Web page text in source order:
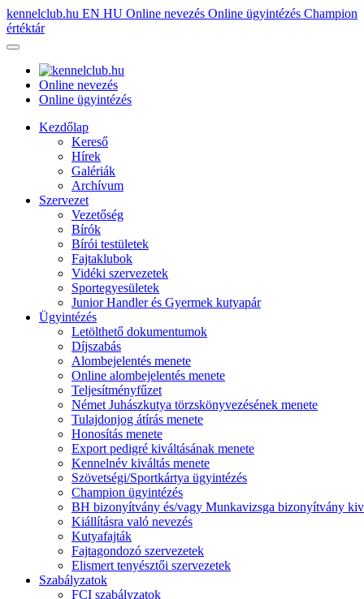
kennelclub.hu EN HU Online nevezés Online ügyintézés Champion
értéktár
Online nevezés
Online ügyintézés
Kezdőlap
Kereső
Hírek
Galériák
Archívum
Szervezet
Vezetőség
Bírók
Bírói testületek
Fajtaklubok
Vidéki szervezetek
Sportegyesületek
Junior Handler és Gyermek kutyapár
Ügyintézés
Letölthető dokumentumok
Díjszabás
Alombejelentés menete
Online alombejelentés menete
Teljesítményfűzet
Német Juhászkutya törzskönyvezésének menete
Tulajdonjog átírás menete
Honosítás menete
Export pedigré kiváltásának menete
Kennelnév kiváltás menete
Szövetségi/Sportkártya ügyintézés
Champion ügyintézés
BH bizonyítvány és/vagy Munkavizsga bizonyítvány
Kiállításra való nevezés
Kutyafajták
Fajtagondozó szervezetek
Elismert tenyésztői szervezetek
Szabályzatok
FCI szabályzatok